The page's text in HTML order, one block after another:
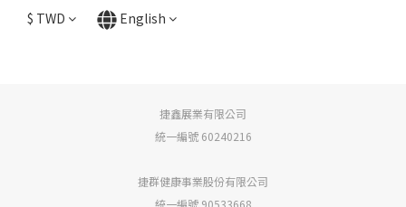
$ TWD English
捷鑫展業有限公司
統一編號 60240216
捷群健康事業股份有限公司